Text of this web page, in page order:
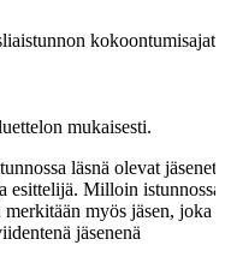
kokoontumisajat.
mukaisesti.
läsnä olevat jäsenet
esittelijä. Milloin istunnossa
myös jäsen, joka
jäsenenä